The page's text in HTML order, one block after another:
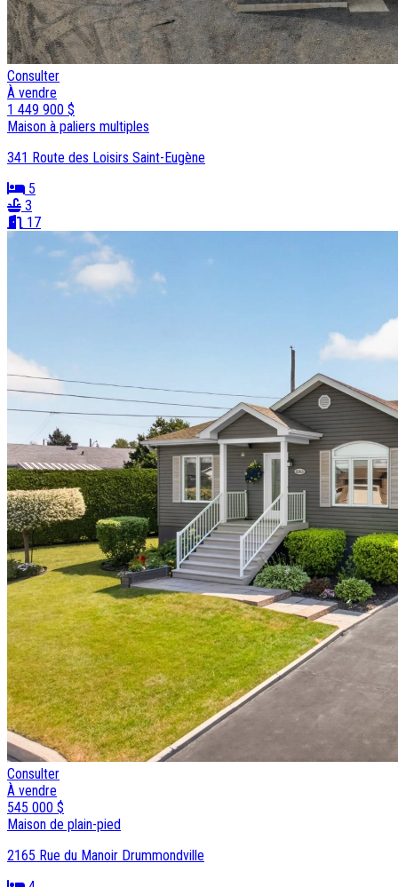
Consulter
À vendre
1 449 900 $
Maison à paliers multiples
341 Route des Loisirs Saint-Eugène
5
3
17
Consulter
À vendre
545 000 $
Maison de plain-pied
2165 Rue du Manoir Drummondville